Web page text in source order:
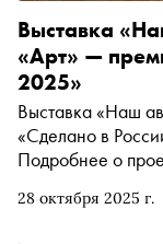
28 октября 2025 г.
Выставка
«Арт» —
2025»
Выставка «Наш
«Сделано в
Подробнее о